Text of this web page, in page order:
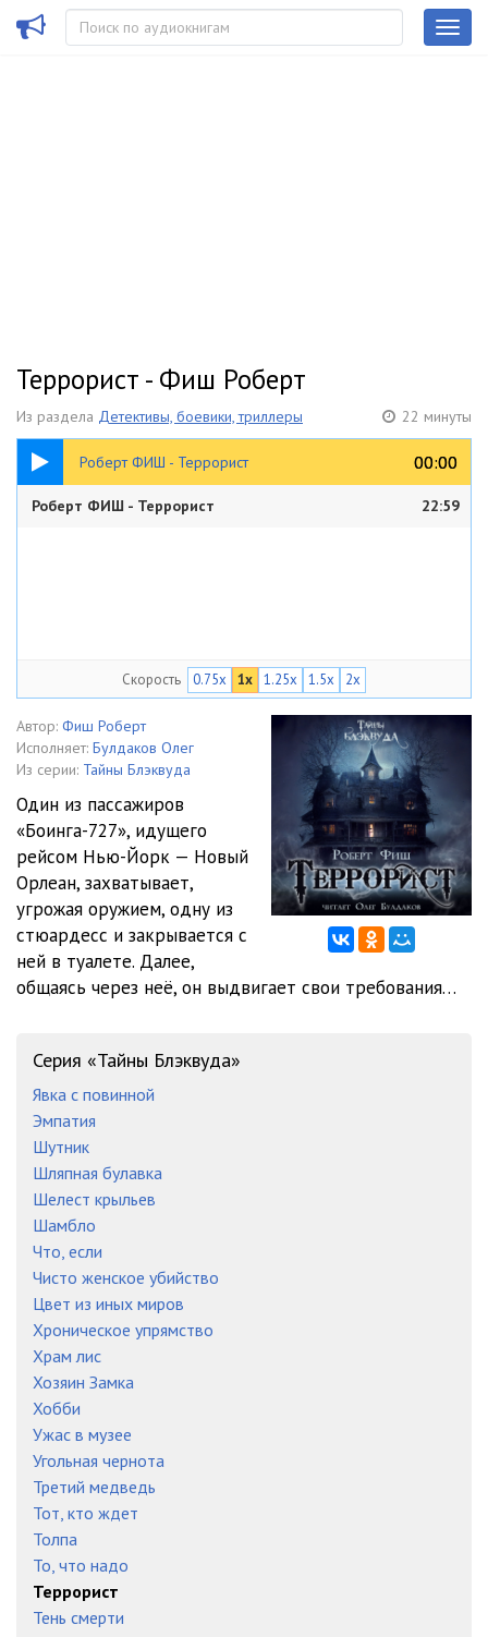
Террорист - Фиш Роберт
Из раздела Детективы, боевики, триллеры 22 минуты
Роберт ФИШ - Террорист 00:00
00:00
22:59
Роберт ФИШ - Террорист 22:59
Скорость 0.75x 1x 1.25x 1.5x 2x
Автор: Фиш Роберт
Исполняет: Булдаков Олег
Из серии: Тайны Блэквуда
Один из пассажиров
«Боинга-727», идущего
рейсом Нью-Йорк — Новый
Орлеан, захватывает,
угрожая оружием, одну из
стюардесс и закрывается с
ней в туалете. Далее,
общаясь через неё, он выдвигает свои требования…
Серия «Тайны Блэквуда»
Явка с повинной
Эмпатия
Шутник
Шляпная булавка
Шелест крыльев
Шамбло
Что, если
Чисто женское убийство
Цвет из иных миров
Хроническое упрямство
Храм лис
Хозяин Замка
Хобби
Ужас в музее
Угольная чернота
Третий медведь
Тот, кто ждет
Толпа
То, что надо
Террорист
Тень смерти